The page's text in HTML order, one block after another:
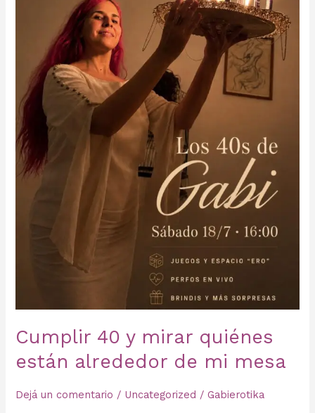
Cumplir 40 y mirar quiénes
están alrededor de mi mesa
Dejá un comentario / Uncategorized /Gabierotika
alrededor
mi
mesa